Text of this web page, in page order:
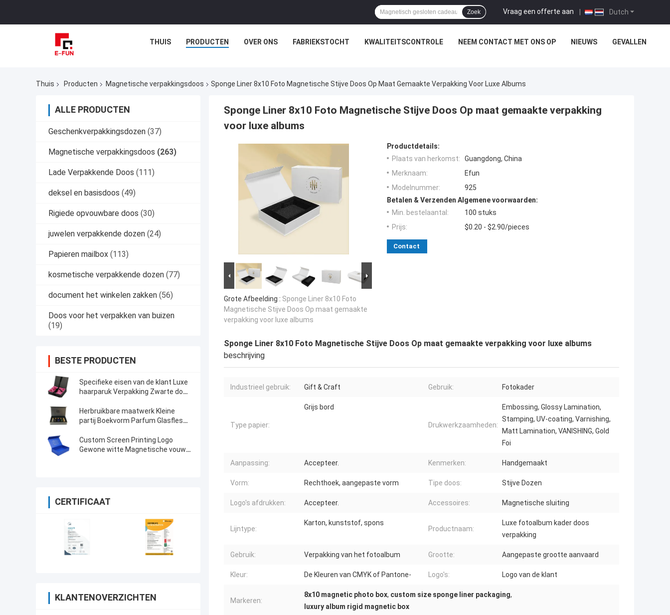
Dutch
Vraag een offerte aan |
Zoek
THUIS PRODUCTEN OVER ONS FABRIEKSTOCHT KWALITEITSCONTROLE NEEM CONTACT MET ONS OP NIEUWS GEVALLEN
Thuis Producten Magnetische verpakkingsdoos Sponge Liner 8x10 Foto Magnetische Stijve Doos Op Maat Gemaakte Verpakking Voor Luxe Albums
ALLE PRODUCTEN
Geschenkverpakkingsdozen (37)
Magnetische verpakkingsdoos (263)
Lade Verpakkende Doos (111)
deksel en basisdoos (49)
Rigiede opvouwbare doos (30)
juwelen verpakkende dozen (24)
Papieren mailbox (113)
kosmetische verpakkende dozen (77)
document het winkelen zakken (56)
Doos voor het verpakken van buizen
(19)
BESTE PRODUCTEN
Specifieke eisen van de klant Luxe
haarparuk Verpakking Zwarte doos
Herbruikbare maatwerk Kleine
partij Boekvorm Parfum Glasfles
Custom Screen Printing Logo
Gewone witte Magnetische vouw
CERTIFICAAT
KLANTENOVERZICHTEN
Sponge Liner 8x10 Foto Magnetische Stijve Doos Op maat gemaakte verpakking
voor luxe albums
Grote Afbeelding : Sponge Liner 8x10 Foto
Magnetische Stijve Doos Op maat gemaakte
verpakking voor luxe albums
Productdetails:
Plaats van herkomst:
Guangdong, China
Merknaam:
Efun
Modelnummer:
925
Betalen & Verzenden Algemene voorwaarden:
Min. bestelaantal:
100 stuks
Prijs:
$0.20 - $2.90/pieces
Contact
Sponge Liner 8x10 Foto Magnetische Stijve Doos Op maat gemaakte verpakking voor luxe albums
beschrijving
Industrieel gebruik: Gift & Craft Gebruik: Fotokader
Type papier:
Grijs bord
Drukwerkzaamheden:
Embossing, Glossy Lamination,
Stamping, UV-coating, Varnishing,
Matt Lamination, VANISHING, Gold
Foi
Aanpassing: Accepteer. Kenmerken: Handgemaakt
Vorm: Rechthoek, aangepaste vorm Tipe doos: Stijve Dozen
Logo's afdrukken: Accepteer. Accessoires: Magnetische sluiting
Lijntype:
Karton, kunststof, spons
Productnaam:
Luxe fotoalbum kader doos
verpakking
Gebruik: Verpakking van het fotoalbum Grootte: Aangepaste grootte aanvaard
Kleur: De Kleuren van CMYK of Pantone- Logo's: Logo van de klant
Markeren:
8x10 magnetic photo box, custom size sponge liner packaging,
luxury album rigid magnetic box